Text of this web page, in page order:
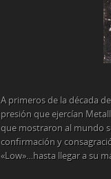
A primeros de la década
presión que ejercían
que mostraron al mundo
confirmación y
«Low»…hasta llegar a su